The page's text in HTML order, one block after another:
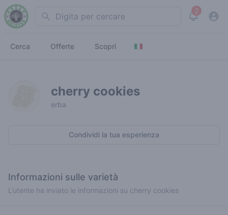
Search 2
View
Cerca Offerte Scopri
cherry cookies
erba
Condividi la tua esperienza
Informazioni sulle varietà
L’utente ha inviato le informazioni su cherry cookies